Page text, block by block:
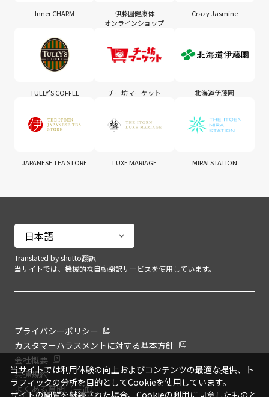
Translated by shutto翻訳
当サイトでは、機械的な自動翻訳サービスを使用しています。
Inner CHARM
伊藤園健康体
オンラインショップ
Crazy Jasmine
TULLY'S COFFEE チー坊マーケット 北海道伊藤園
JAPANESE TEA STORE LUXE MARIAGE MIRAI STATION
プライバシーポリシー
カスタマーハラスメントに対する基本方針
会社概要
共通規約
よくある質問（共通）
当サイトでは利用体験の向上およびコンテンツの最適な提供、ト
ラフィックの分析を目的としてCookieを使用しています。